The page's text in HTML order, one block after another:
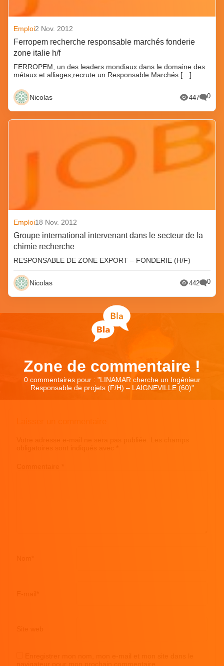
Emploi2 Nov. 2012
Ferropem recherche responsable marchés fonderie
zone italie h/f
FERROPEM, un des leaders mondiaux dans le domaine des
métaux et alliages,recrute un Responsable Marchés […]
Nicolas 447 0
Emploi18 Nov. 2012
Groupe international intervenant dans le secteur de la
chimie recherche
RESPONSABLE DE ZONE EXPORT – FONDERIE (H/F)
Nicolas 442 0
Zone de commentaire !
0 commentaires pour : "LINAMAR cherche un Ingénieur
Responsable de projets (F/H) – LAIGNEVILLE (60)"